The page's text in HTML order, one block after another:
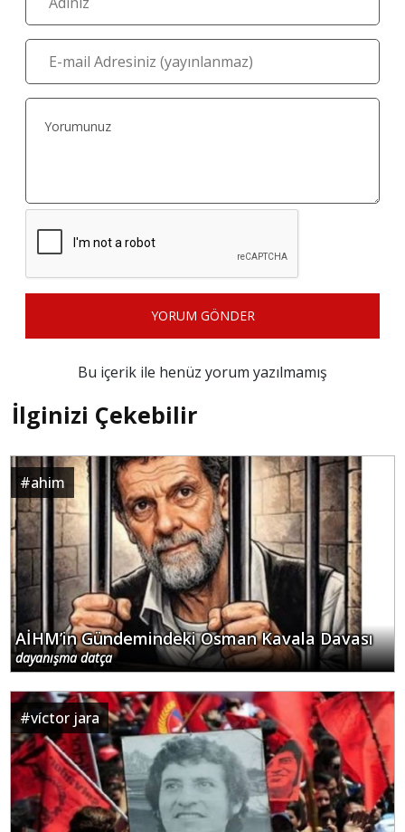
YORUM GÖNDER
Bu içerik ile henüz yorum yazılmamış
İlginizi Çekebilir
#ahim
AİHM’in Gündemindeki Osman Kavala Davası
dayanışma datça
#víctor jara